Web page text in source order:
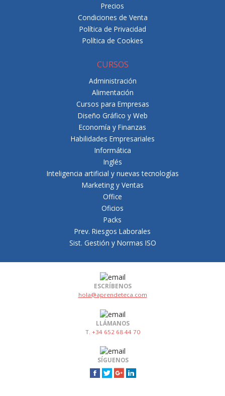
Precios
Condiciones de Venta
Política de Privacidad
Política de Cookies
CURSOS
Administración
Alimentación
Cursos para Empresas
Diseño Gráfico y Web
Economía y Finanzas
Habilidades Empresariales
Informática
Inglés
Inteligencia artificial y nuevas tecnologías
Marketing y Ventas
Office
Oficios
Packs
Prev. Riesgos Laborales
Sist. Gestión y Normas ISO
ESCRÍBENOS
hola@aprendeteca.com
LLÁMANOS
T. +34 652 68 44 70
SÍGUENOS